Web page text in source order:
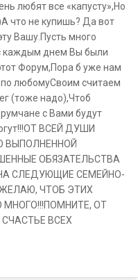
любят все «капусту»,Но
что не купишь? Да вот
Вашу.Пусть много
каждым днем Вы были
Форум,Пора б уже нам
любомуСвоим считаем
(тоже надо),Чтоб
с Вами будут
ВСЕЙ ДУШИ
ВЫПОЛНЕННОЙ
ОБЯЗАТЕЛЬСТВА
СЛЕДУЮЩИЕ СЕМЕЙНО-
ЧТОБ ЭТИХ
ОТ
ВСЕХ